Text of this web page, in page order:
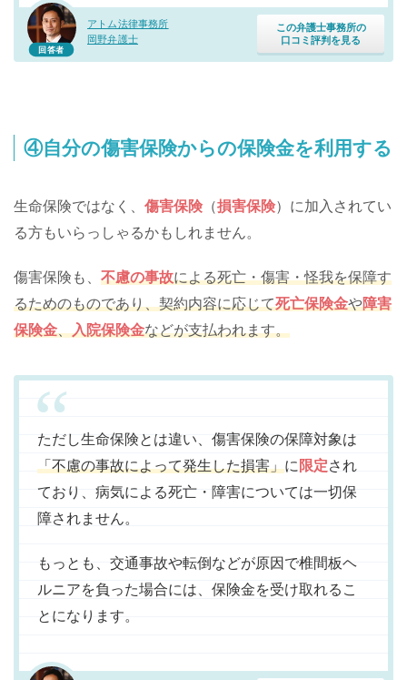
回答者
アトム法律事務所
岡野弁護士
この弁護士事務所の
口コミ評判を見る
④自分の傷害保険からの保険金を利用する
生命保険ではなく、 傷害保険（損害保険）に加入されてい
る方もいらっしゃるかもしれません。
傷害保険も、 不慮の事故による死亡・傷害・怪我を保障す
るためのものであり、契約内容に応じて死亡保険金や障害
保険金、入院保険金などが支払われます。
ただし生命保険とは違い、傷害保険の保障対象は
「不慮の事故によって発生した損害」に 限定され
ており、病気による死亡・障害については一切保
障されません。
もっとも、交通事故や転倒などが原因で椎間板ヘ
ルニアを負った場合には、保険金を受け取れるこ
とになります。